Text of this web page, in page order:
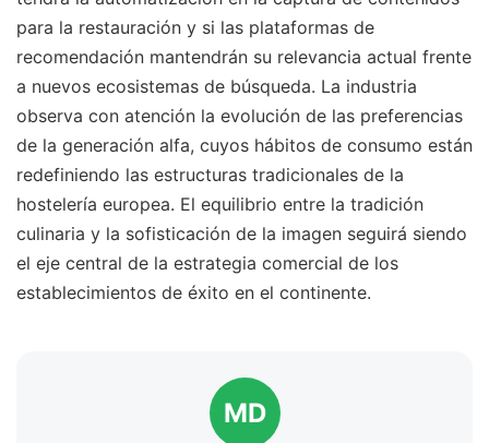
para la restauración y si las plataformas de
recomendación mantendrán su relevancia actual frente
a nuevos ecosistemas de búsqueda. La industria
observa con atención la evolución de las preferencias
de la generación alfa, cuyos hábitos de consumo están
redefiniendo las estructuras tradicionales de la
hostelería europea. El equilibrio entre la tradición
culinaria y la sofisticación de la imagen seguirá siendo
el eje central de la estrategia comercial de los
establecimientos de éxito en el continente.
MD